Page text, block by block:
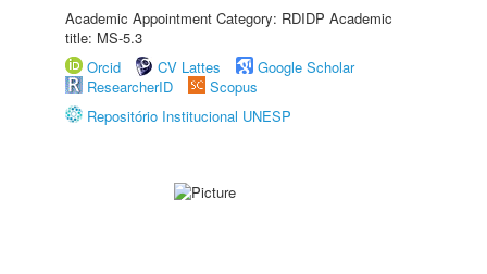
Academic Appointment Category: RDIDP Academic
title: MS-5.3
Orcid
CV Lattes
Google Scholar
ResearcherID
Scopus
Repositório Institucional UNESP